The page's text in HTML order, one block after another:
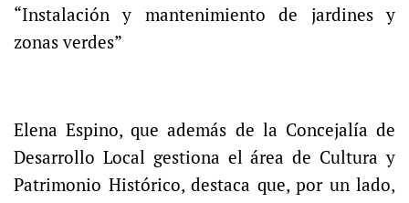
“Instalación y mantenimiento de jardines y
zonas verdes”
Elena Espino, que además de la Concejalía de
Desarrollo Local gestiona el área de Cultura y
Patrimonio Histórico, destaca que, por un lado,